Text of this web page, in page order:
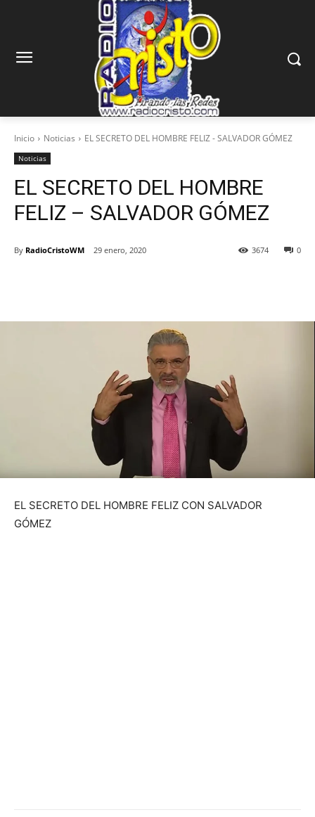
Inicio Noticias EL SECRETO DEL HOMBRE FELIZ - SALVADOR GÓMEZ
Noticias
EL SECRETO DEL HOMBRE
FELIZ – SALVADOR GÓMEZ
By RadioCristoWM 29 enero, 2020 0
3674
EL SECRETO DEL HOMBRE FELIZ CON SALVADOR
GÓMEZ